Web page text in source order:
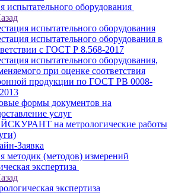
испытательного оборудования
испытательного оборудования
испытательного оборудования в
с ГОСТ Р 8.568-2017
испытательного оборудования,
при оценке соответствия
продукции по ГОСТ РВ 0008-
формы документов на
услуг
на метрологические работы
Заявка
методик (методов) измерений
экспертиза
экспертиза